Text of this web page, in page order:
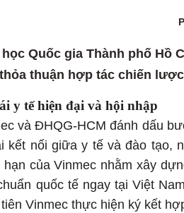
Quốc gia Thành phố Hồ
thuận hợp tác chiến
y tế hiện đại và hội nhập
và ĐHQG-HCM đánh dấu
kết nối giữa y tế và đào tạo,
của Vinmec nhằm xây
quốc tế ngay tại Việt
Vinmec thực hiện ký kết